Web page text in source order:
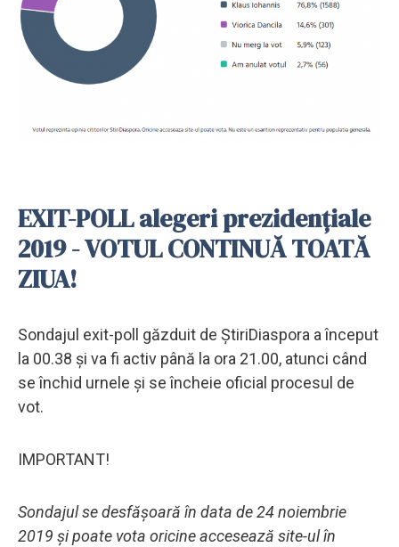
EXIT-POLL alegeri prezidențiale
2019 - VOTUL CONTINUĂ TOATĂ
ZIUA!
Sondajul exit-poll găzduit de ȘtiriDiaspora a început
la 00.38 și va fi activ până la ora 21.00, atunci când
se închid urnele și se încheie oficial procesul de
vot.
IMPORTANT!
Sondajul se desfășoară în data de 24 noiembrie
2019 și poate vota oricine accesează site-ul în